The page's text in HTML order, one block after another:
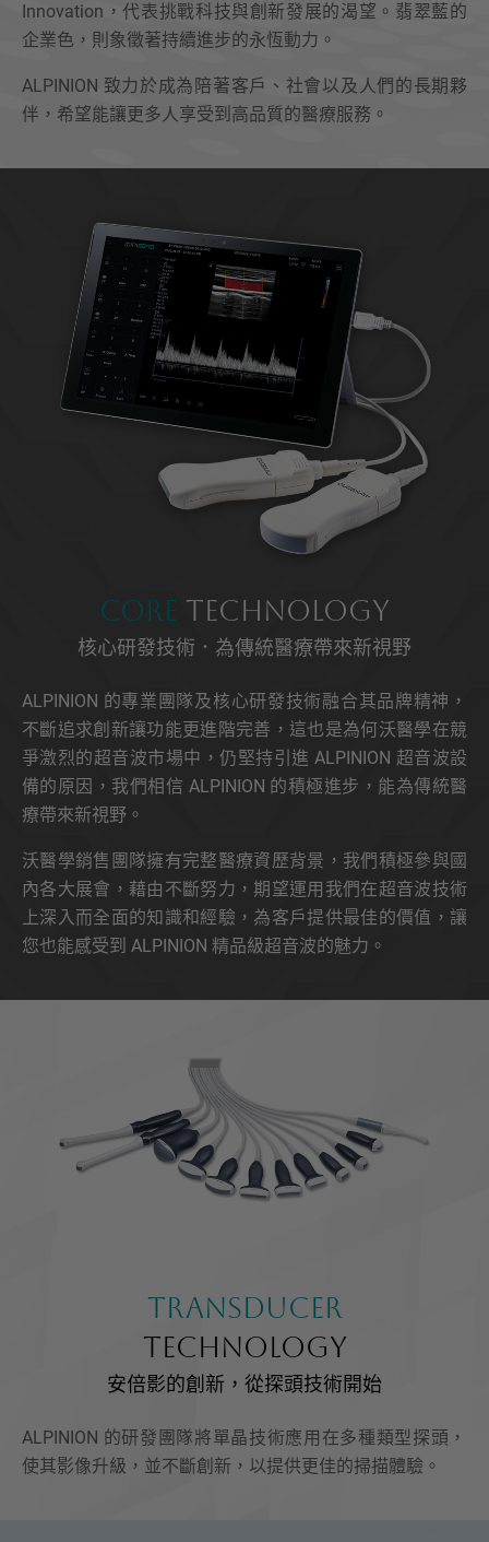
Innovation，代表挑戰科技與創新發展的渴望。翡翠藍的
企業色，則象徵著持續進步的永恆動力。
ALPINION 致力於成為陪著客戶、社會以及人們的長期夥
伴，希望能讓更多人享受到高品質的醫療服務。
Core Technology
核心研發技術．為傳統醫療帶來新視野
ALPINION 的專業團隊及核心研發技術融合其品牌精神，
不斷追求創新讓功能更進階完善，這也是為何沃醫學在競
爭激烈的超音波市場中，仍堅持引進 ALPINION 超音波設
備的原因，我們相信 ALPINION 的積極進步，能為傳統醫
療帶來新視野。
沃醫學銷售團隊擁有完整醫療資歷背景，我們積極參與國
內各大展會，藉由不斷努力，期望運用我們在超音波技術
上深入而全面的知識和經驗，為客戶提供最佳的價值，讓
您也能感受到 ALPINION 精品級超音波的魅力。
TRANSDUCER
TECHNOLOGY
安倍影的創新，從探頭技術開始
ALPINION 的研發團隊將單晶技術應用在多種類型探頭，
使其影像升級，並不斷創新，以提供更佳的掃描體驗。